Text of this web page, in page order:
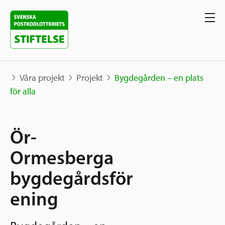
Projekt
Karta
Berättelser
Våra stöd
Sverige och övriga världen
Grannskapsinitiativet
Utlysningar
Samhällsentreprenörskap
Sök stöd
Våra projekt Projekt
Bygdegården – en plats
för alla
Ör-
Ormesberga
bygdegårdsför
ening